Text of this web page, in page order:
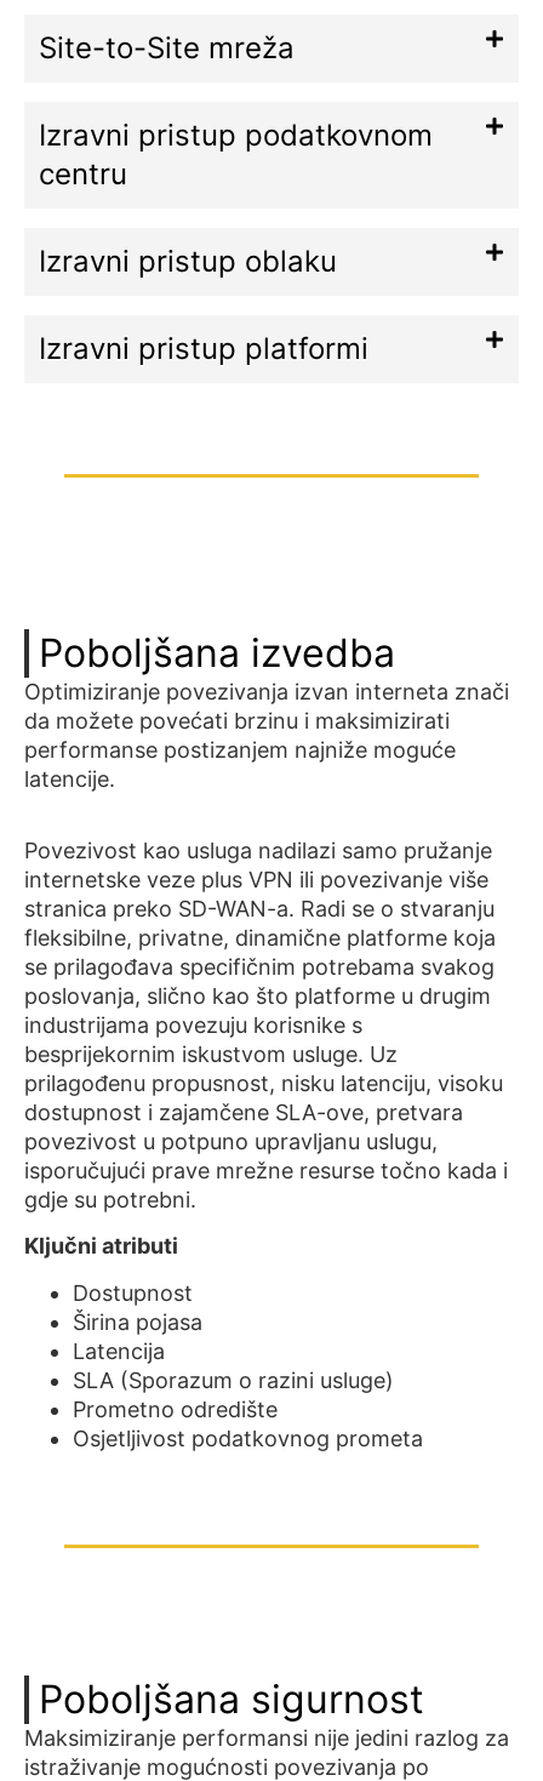
Site-to-Site mreža
Izravni pristup podatkovnom
centru
Izravni pristup oblaku
Izravni pristup platformi
Poboljšana izvedba
Optimiziranje povezivanja izvan interneta znači
da možete povećati brzinu i maksimizirati
performanse postizanjem najniže moguće
latencije.
Povezivost kao usluga nadilazi samo pružanje
internetske veze plus VPN ili povezivanje više
stranica preko SD-WAN-a. Radi se o stvaranju
fleksibilne, privatne, dinamične platforme koja
se prilagođava specifičnim potrebama svakog
poslovanja, slično kao što platforme u drugim
industrijama povezuju korisnike s
besprijekornim iskustvom usluge. Uz
prilagođenu propusnost, nisku latenciju, visoku
dostupnost i zajamčene SLA-ove, pretvara
povezivost u potpuno upravljanu uslugu,
isporučujući prave mrežne resurse točno kada i
gdje su potrebni.
Ključni atributi
Dostupnost
Širina pojasa
Latencija
SLA (Sporazum o razini usluge)
Prometno odredište
Osjetljivost podatkovnog prometa
Poboljšana sigurnost
Maksimiziranje performansi nije jedini razlog za
istraživanje mogućnosti povezivanja po